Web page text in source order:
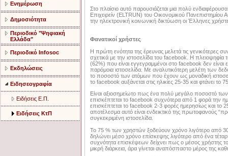
Ενημέρωση
Δημοσιότητα
Περιοδικό "Ψηφιακή
Ελλάδα"
Περιοδικό Infosoc
Εκδηλώσεις
Ειδησεογραφία
Ειδήσεις Ε.Π.
Ειδήσεις ΚτΠ
Στο πλαίσιο αυτό παρουσιάζεται μια πολύ
Επιχειρείν (ELTRUN) του Οικονομικού Πανεπιστημίου
την ηλεκτρονική κοινωνική δικτύωση οι Έλληνες
Φανατικοί χρήστες
Η πρώτη ενότητα της έρευνας μελετά τις γενικότερες
σχετικά µε την ιστοσελίδα του facebook. Η
(62%) που είναι εγγεγραμμένοι στο facebook δεν είναι
παρόμοια ιστοσελίδα. Με αναλυτικότερη μελέτη των
το ποσοστό των ατόμων που έχουν ως μοναδική
το facebook αυξάνεται στις ηλικίες 25-35 και φτάνει το
Είναι αξιοσημείωτο πως ένα πολύ μεγάλο ποσοστό
επισκέπτεται το facebook συχνότερα από 1 φορά την
επισκέπτεται το facebook 2-3 φορές ημερησίως και το
αποτέλεσμα αυτό είναι ενδεικτικό της πρωτοφανούς
συγκεκριμένη ιστοσελίδα.
Το 75 % των χρηστών ξοδεύουν χρόνο λιγότερο από
δηλώνει µέσο χρόνο επίσκεψης λιγότερο από ένα
συχνότητα επισκέψεων δείχνει πως ο μέσος χρήστης
μικρή διάρκεια, άρα γίνεται αναπόσπαστο μέρος της